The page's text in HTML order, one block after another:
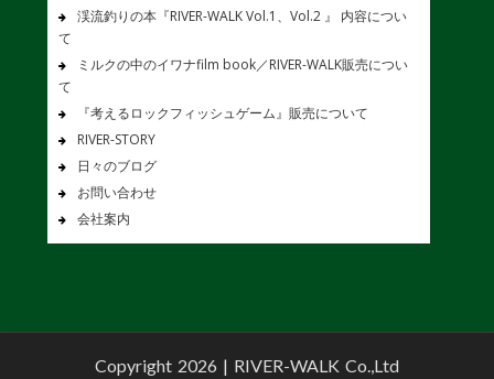
渓流釣りの本『RIVER-WALK Vol.1、Vol.2 』 内容につい
て
ミルクの中のイワナfilm book／RIVER-WALK販売につい
て
『考えるロックフィッシュゲーム』販売について
RIVER-STORY
日々のブログ
お問い合わせ
会社案内
Copyright 2026 | RIVER-WALK Co.,Ltd